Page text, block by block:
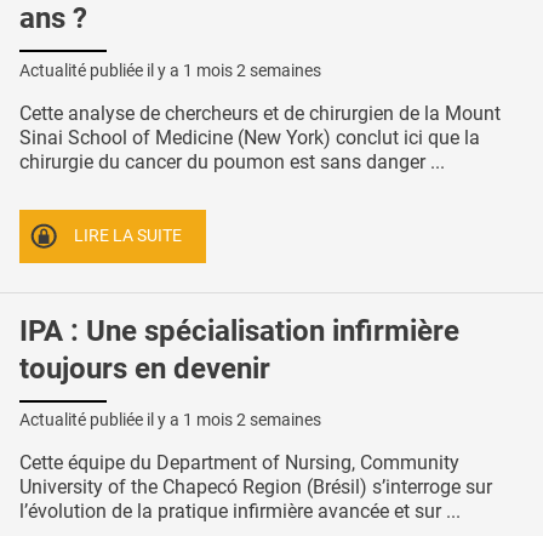
ans ?
Actualité publiée il y a 1 mois 2 semaines
Cette analyse de chercheurs et de chirurgien de la Mount
Sinai School of Medicine (New York) conclut ici que la
chirurgie du cancer du poumon est sans danger ...
LIRE LA SUITE
IPA : Une spécialisation infirmière
toujours en devenir
Actualité publiée il y a 1 mois 2 semaines
Cette équipe du Department of Nursing, Community
University of the Chapecó Region (Brésil) s’interroge sur
l’évolution de la pratique infirmière avancée et sur ...